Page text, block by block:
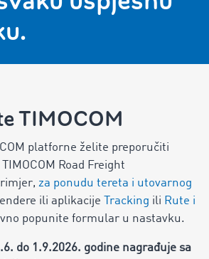
TIMOCOM
platforne želite preporučiti
TIMOCOM Road Freight
, za ponudu tereta i utovarnog
ili aplikacije Tracking ili Rute i
popunite formular u nastavku.
do 1.9.2026. godine nagrađuje sa